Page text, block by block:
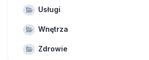
Usługi
Wnętrza
Zdrowie